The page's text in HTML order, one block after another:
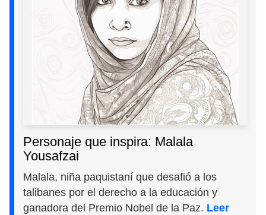
Personaje que inspira: Malala
Yousafzai
Malala, niña paquistaní que desafió a los
talibanes por el derecho a la educación y
ganadora del Premio Nobel de la Paz. Leer